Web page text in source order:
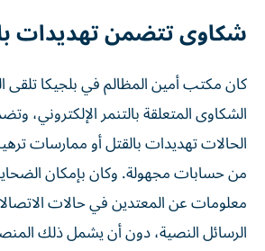
شكاوى تتضمن تهديدات
كان مكتب أمين المظالم في بلجيكا تلقى
الشكاوى المتعلقة بالتنمر
الحالات تهديدات بالقتل أو ممارسات
من حسابات مجهولة. وكان بإمكان
معلومات عن المعتدين في حالات
الرسائل النصية، دون أن يشمل ذلك